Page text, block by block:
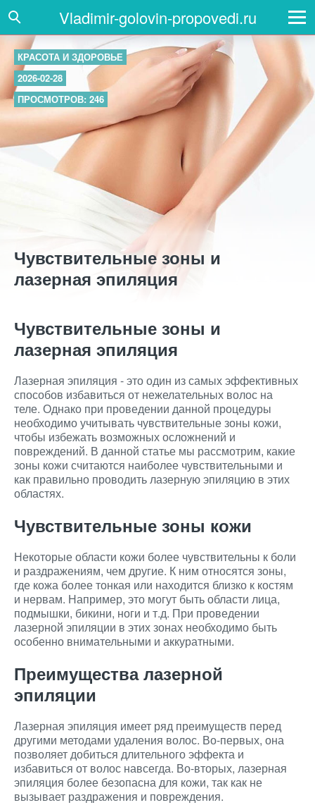
Vladimir-golovin-propovedi.ru
КРАСОТА И ЗДОРОВЬЕ
2026-02-28
ПРОСМОТРОВ: 246
Чувствительные зоны и
лазерная эпиляция
Чувствительные зоны и
лазерная эпиляция
Лазерная эпиляция - это один из самых эффективных
способов избавиться от нежелательных волос на
теле. Однако при проведении данной процедуры
необходимо учитывать чувствительные зоны кожи,
чтобы избежать возможных осложнений и
повреждений. В данной статье мы рассмотрим, какие
зоны кожи считаются наиболее чувствительными и
как правильно проводить лазерную эпиляцию в этих
областях.
Чувствительные зоны кожи
Некоторые области кожи более чувствительны к боли
и раздражениям, чем другие. К ним относятся зоны,
где кожа более тонкая или находится близко к костям
и нервам. Например, это могут быть области лица,
подмышки, бикини, ноги и т.д. При проведении
лазерной эпиляции в этих зонах необходимо быть
особенно внимательными и аккуратными.
Преимущества лазерной
эпиляции
Лазерная эпиляция имеет ряд преимуществ перед
другими методами удаления волос. Во-первых, она
позволяет добиться длительного эффекта и
избавиться от волос навсегда. Во-вторых, лазерная
эпиляция более безопасна для кожи, так как не
вызывает раздражения и повреждения.